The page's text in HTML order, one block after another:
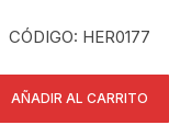
CÓDIGO: HER0177
AÑADIR AL CARRITO